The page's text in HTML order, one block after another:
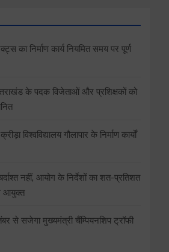
का निर्माण कार्य नियमित समय पर पूर्ण
के पदक विजेताओं और प्रशिक्षकों को
विश्वविद्यालय गौलापार के निर्माण कार्यों
नहीं, आयोग के निर्देशों का शत-प्रतिशत
आयुक्त
से सजेगा मुख्यमंत्री चैंम्पियनशिप ट्रॉफी